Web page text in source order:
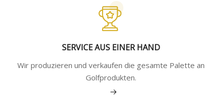
SERVICE AUS EINER HAND
Wir produzieren und verkaufen die gesamte Palette an
Golfprodukten.
Mehr sehen